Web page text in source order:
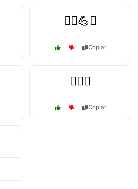
🧗‍♀️💪⛰️
Copiar
🧘‍♂️✊
Copiar